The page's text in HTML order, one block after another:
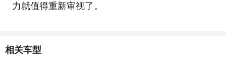
力就值得重新审视了。
相关车型